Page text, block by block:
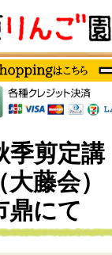
季剪定講
藤会）
鼎にて